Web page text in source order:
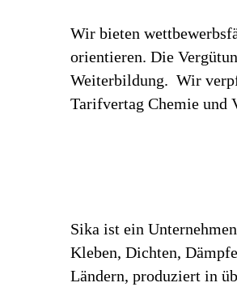
Wir bieten
orientieren. Die
Weiterbildung. Wir
Tarifvertag Chemie und
Sika ist ein
Kleben, Dichten,
Ländern, produziert in